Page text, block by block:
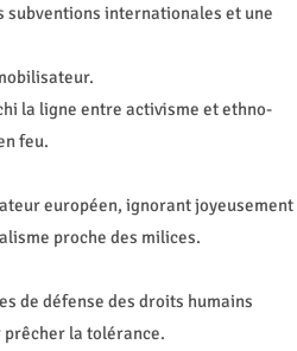
subventions internationales et une
la ligne entre activisme et ethno-
feu.
européen, ignorant joyeusement
proche des milices.
de défense des droits humains
la tolérance.